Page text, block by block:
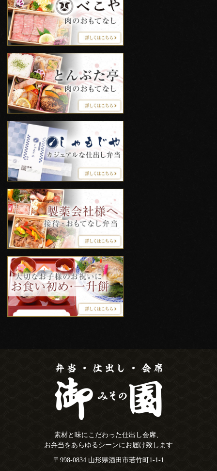
素材と味にこだわった仕出し会席、
お弁当をあらゆるシーンにお届け致します
〒998-0834 山形県酒田市若竹町1-1-1